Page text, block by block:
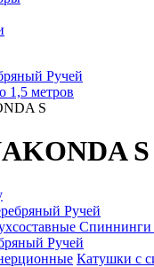
Ручей
1,5 метров
S
S
Ручей
Спиннинги
Ручей
Катушки с